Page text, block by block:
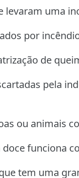
levaram uma
por
de
pela
ou animais
doce funciona
tem uma